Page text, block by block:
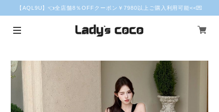
【AQL9U】👈全店舗8％OFFクーポン￥7980以上ご購入利用可能<<💌